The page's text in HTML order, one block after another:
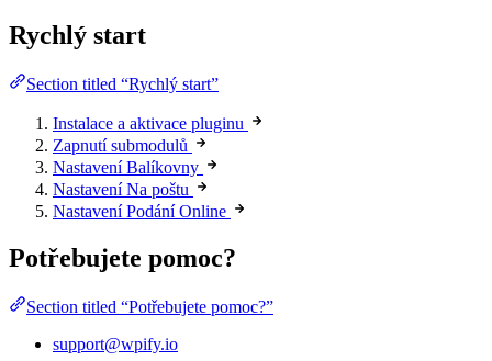
Rychlý start
Section titled “Rychlý start”
Instalace a aktivace pluginu
Zapnutí submodulů
Nastavení Balíkovny
Nastavení Na poštu
Nastavení Podání Online
Potřebujete pomoc?
Section titled “Potřebujete pomoc?”
support@wpify.io